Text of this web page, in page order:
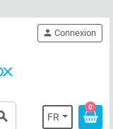
FR
person Connexion
0